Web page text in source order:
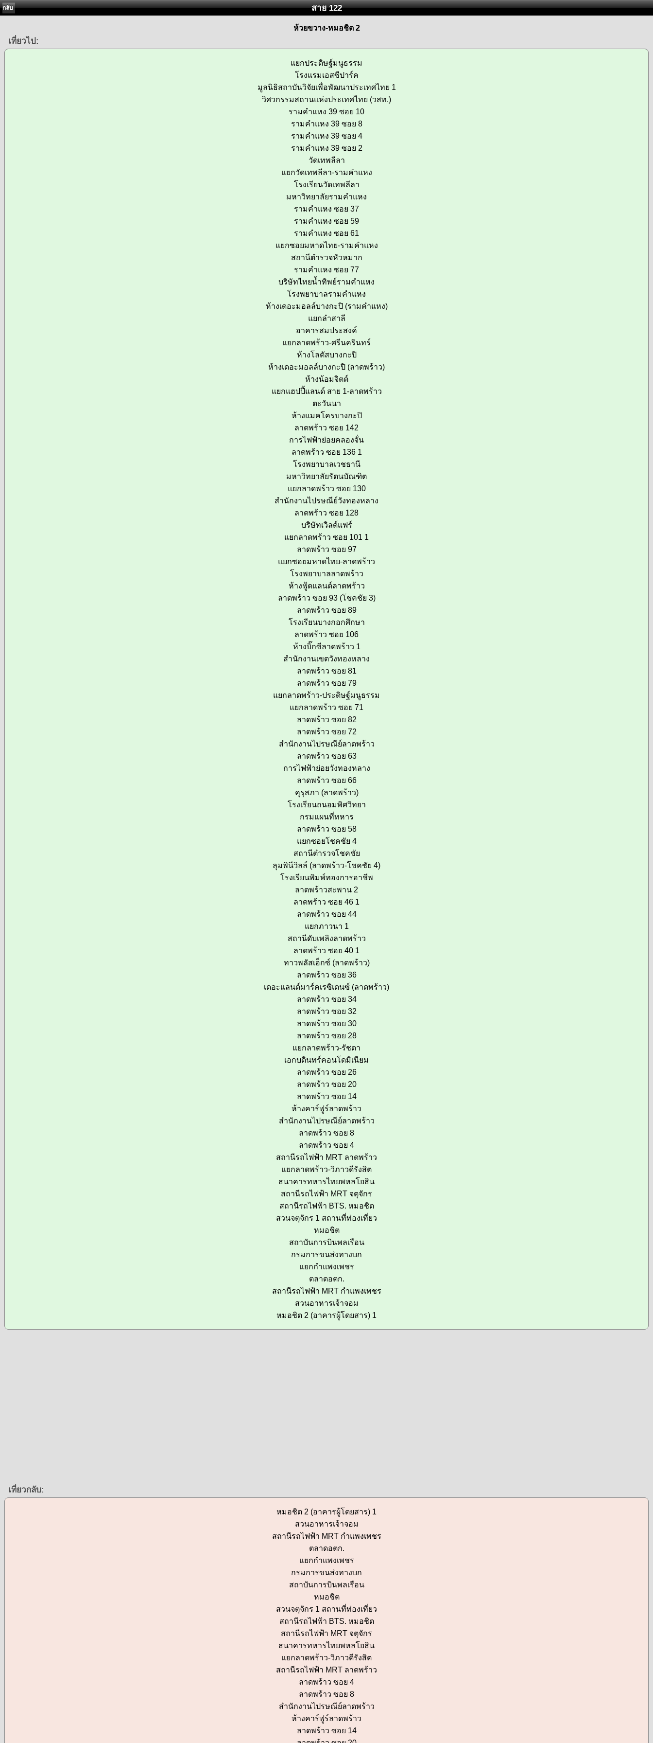
กลับ สาย 122
ห้วยขวาง-หมอชิต 2
เที่ยวไป:
แยกประดิษฐ์มนูธรรม
โรงแรมเอสซีปาร์ค
มูลนิธิสถาบันวิจัยเพื่อพัฒนาประเทศไทย 1
วิศวกรรมสถานแห่งประเทศไทย (วสท.)
รามคำแหง 39 ซอย 10
รามคำแหง 39 ซอย 8
รามคำแหง 39 ซอย 4
รามคำแหง 39 ซอย 2
วัดเทพลีลา
แยกวัดเทพลีลา-รามคำแหง
โรงเรียนวัดเทพลีลา
มหาวิทยาลัยรามคำแหง
รามคำแหง ซอย 37
รามคำแหง ซอย 59
รามคำแหง ซอย 61
แยกซอยมหาดไทย-รามคำแหง
สถานีตำรวจหัวหมาก
รามคำแหง ซอย 77
บริษัทไทยน้ำทิพย์รามคำแหง
โรงพยาบาลรามคำแหง
ห้างเดอะมอลล์บางกะปิ (รามคำแหง)
แยกลำสาลี
อาคารสมประสงค์
แยกลาดพร้าว-ศรีนครินทร์
ห้างโลตัสบางกะปิ
ห้างเดอะมอลล์บางกะปิ (ลาดพร้าว)
ห้างน้อมจิตต์
แยกแฮปปี้แลนด์ สาย 1-ลาดพร้าว
ตะวันนา
ห้างแมคโครบางกะปิ
ลาดพร้าว ซอย 142
การไฟฟ้าย่อยคลองจั่น
ลาดพร้าว ซอย 136 1
โรงพยาบาลเวชธานี
มหาวิทยาลัยรัตนบัณฑิต
แยกลาดพร้าว ซอย 130
สำนักงานไปรษณีย์วังทองหลาง
ลาดพร้าว ซอย 128
บริษัทเวิลด์แฟร์
แยกลาดพร้าว ซอย 101 1
ลาดพร้าว ซอย 97
แยกซอยมหาดไทย-ลาดพร้าว
โรงพยาบาลลาดพร้าว
ห้างฟู้ดแลนด์ลาดพร้าว
ลาดพร้าว ซอย 93 (โชคชัย 3)
ลาดพร้าว ซอย 89
โรงเรียนบางกอกศึกษา
ลาดพร้าว ซอย 106
ห้างบิ๊กซีลาดพร้าว 1
สำนักงานเขตวังทองหลาง
ลาดพร้าว ซอย 81
ลาดพร้าว ซอย 79
แยกลาดพร้าว-ประดิษฐ์มนูธรรม
แยกลาดพร้าว ซอย 71
ลาดพร้าว ซอย 82
ลาดพร้าว ซอย 72
สำนักงานไปรษณีย์ลาดพร้าว
ลาดพร้าว ซอย 63
การไฟฟ้าย่อยวังทองหลาง
ลาดพร้าว ซอย 66
คุรุสภา (ลาดพร้าว)
โรงเรียนถนอมพิศวิทยา
กรมแผนที่ทหาร
ลาดพร้าว ซอย 58
แยกซอยโชคชัย 4
สถานีตำรวจโชคชัย
ลุมพินีวิลล์ (ลาดพร้าว-โชคชัย 4)
โรงเรียนพิมพ์ทองการอาชีพ
ลาดพร้าวสะพาน 2
ลาดพร้าว ซอย 46 1
ลาดพร้าว ซอย 44
แยกภาวนา 1
สถานีดับเพลิงลาดพร้าว
ลาดพร้าว ซอย 40 1
ทาวพลัสเอ็กซ์ (ลาดพร้าว)
ลาดพร้าว ซอย 36
เดอะแลนด์มาร์คเรซิเดนซ์ (ลาดพร้าว)
ลาดพร้าว ซอย 34
ลาดพร้าว ซอย 32
ลาดพร้าว ซอย 30
ลาดพร้าว ซอย 28
แยกลาดพร้าว-รัชดา
เอกบดินทร์คอนโดมิเนียม
ลาดพร้าว ซอย 26
ลาดพร้าว ซอย 20
ลาดพร้าว ซอย 14
ห้างคาร์ฟูร์ลาดพร้าว
สำนักงานไปรษณีย์ลาดพร้าว
ลาดพร้าว ซอย 8
ลาดพร้าว ซอย 4
สถานีรถไฟฟ้า MRT ลาดพร้าว
แยกลาดพร้าว-วิภาวดีรังสิต
ธนาคารทหารไทยพหลโยธิน
สถานีรถไฟฟ้า MRT จตุจักร
สถานีรถไฟฟ้า BTS. หมอชิต
สวนจตุจักร 1 สถานที่ท่องเที่ยว
หมอชิต
สถาบันการบินพลเรือน
กรมการขนส่งทางบก
แยกกำแพงเพชร
ตลาดอตก.
สถานีรถไฟฟ้า MRT กำแพงเพชร
สวนอาหารเจ้าจอม
หมอชิต 2 (อาคารผู้โดยสาร) 1
เที่ยวกลับ:
หมอชิต 2 (อาคารผู้โดยสาร) 1
สวนอาหารเจ้าจอม
สถานีรถไฟฟ้า MRT กำแพงเพชร
ตลาดอตก.
แยกกำแพงเพชร
กรมการขนส่งทางบก
สถาบันการบินพลเรือน
หมอชิต
สวนจตุจักร 1 สถานที่ท่องเที่ยว
สถานีรถไฟฟ้า BTS. หมอชิต
สถานีรถไฟฟ้า MRT จตุจักร
ธนาคารทหารไทยพหลโยธิน
แยกลาดพร้าว-วิภาวดีรังสิต
สถานีรถไฟฟ้า MRT ลาดพร้าว
ลาดพร้าว ซอย 4
ลาดพร้าว ซอย 8
สำนักงานไปรษณีย์ลาดพร้าว
ห้างคาร์ฟูร์ลาดพร้าว
ลาดพร้าว ซอย 14